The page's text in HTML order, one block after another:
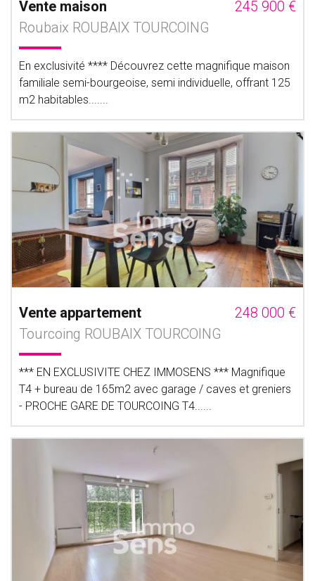
Vente maison
245 900 €
Roubaix ROUBAIX TOURCOING
En exclusivité **** Découvrez cette magnifique maison
familiale semi-bourgeoise, semi individuelle, offrant 125
m2 habitables.......
Vente appartement
248 000 €
Tourcoing ROUBAIX TOURCOING
*** EN EXCLUSIVITE CHEZ IMMOSENS *** Magnifique
T4 + bureau de 165m2 avec garage / caves et greniers
- PROCHE GARE DE TOURCOING T4......